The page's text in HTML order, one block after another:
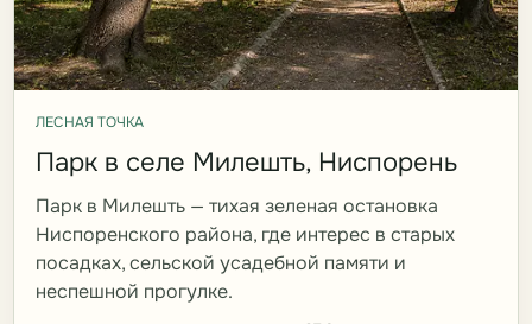
ЛЕСНАЯ ТОЧКА
Парк в селе Милешть, Ниспорень
Парк в Милешть — тихая зеленая остановка
Ниспоренского района, где интерес в старых
посадках, сельской усадебной памяти и
неспешной прогулке.